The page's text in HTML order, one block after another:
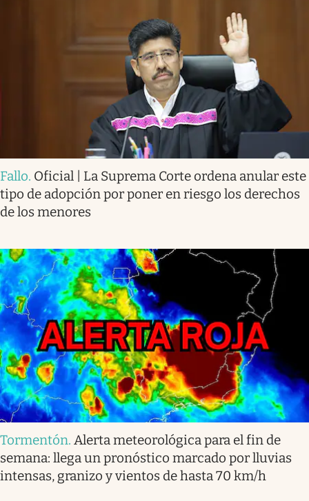
Fallo. Oficial | La Suprema Corte ordena anular este
tipo de adopción por poner en riesgo los derechos
de los menores
Tormentón. Alerta meteorológica para el fin de
semana: llega un pronóstico marcado por lluvias
intensas, granizo y vientos de hasta 70 km/h